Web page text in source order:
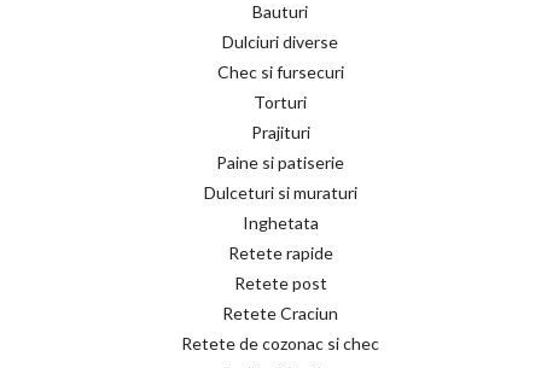
Bauturi
Dulciuri diverse
Chec si fursecuri
Torturi
Prajituri
Paine si patiserie
Dulceturi si muraturi
Inghetata
Retete rapide
Retete post
Retete Craciun
Retete de cozonac si chec